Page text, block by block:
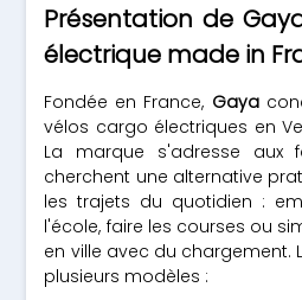
Présentation de
électrique made in
Fondée en France, Gaya
vélos cargo électriques en
La marque s'adresse aux
cherchent une alternative
les trajets du quotidien :
l'école, faire les courses ou
en ville avec du
plusieurs modèles :